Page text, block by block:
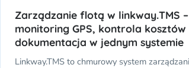
Zarządzanie flotą w linkway.TMS –
monitoring GPS, kontrola kosztów
dokumentacja w jednym systemie
Linkway.TMS to chmurowy system